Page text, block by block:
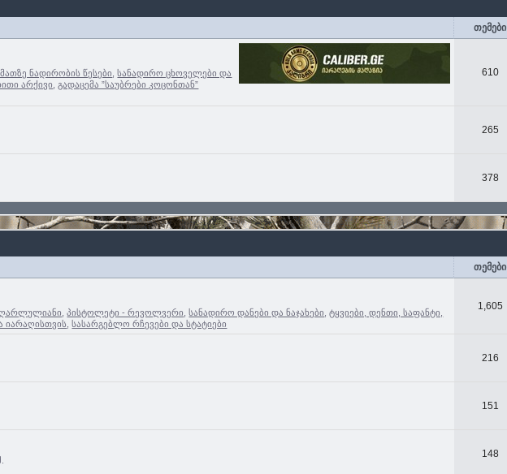
თემები
ნადირობის წესები ,სანადირო ცხოველები და
არქივი ,გადაცემა ”საუბრები კოცონთან”
610
265
378
თემები
,პისტოლეტი - რევოლვერი ,სანადირო დანები და ნაჯახები ,ტყვიები, დენთი, საფანტი,
იარაღისთვის ,სასარგებლო რჩევები და სტატიები
1,605
216
151
148